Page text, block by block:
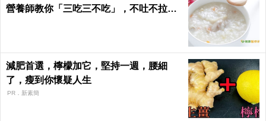
營養師教你「三吃三不吃」，不吐不拉、
減肥首選，檸檬加它，堅持一週，腰細
了，瘦到你懷疑人生
PR．新素簡